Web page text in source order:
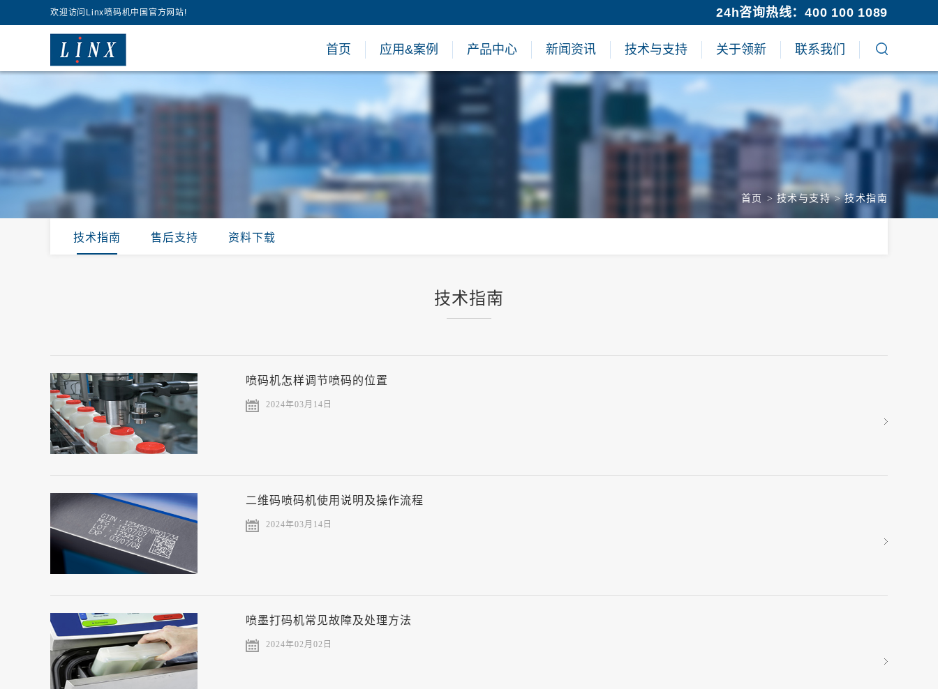
欢迎访问Linx喷码机中国官方网站! 24h咨询热线：400 100 1089
首页 应用&案例 产品中心 新闻资讯 技术与支持 关于领新 联系我们
首页 > 技术与支持>技术指南
技术指南 售后支持 资料下载
技术指南
喷码机怎样调节喷码的位置
2024年03月14日
二维码喷码机使用说明及操作流程
2024年03月14日
喷墨打码机常见故障及处理方法
2024年02月02日